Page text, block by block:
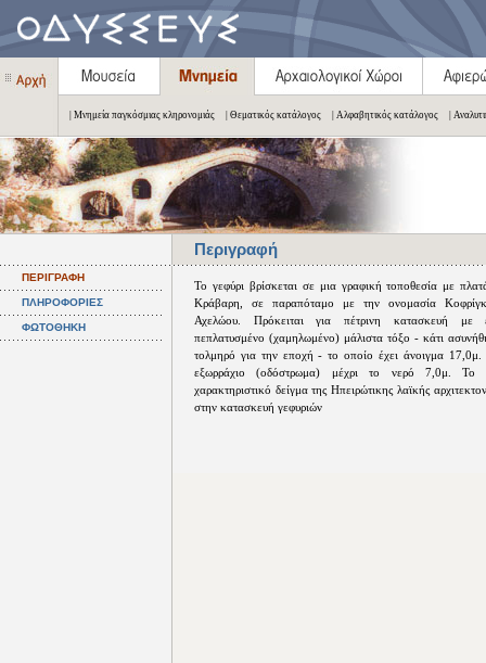
| Μνημεία παγκόσμιας κληρονομιάς | Θεματικός κατάλογος | Αλφαβητικός κατάλογος |
Περιγραφή
ΠΕΡΙΓΡΑΦΗ
ΠΛΗΡΟΦΟΡΙΕΣ
ΦΩΤΟΘΗΚΗ
Το γεφύρι βρίσκεται σε μια γραφική τοποθεσία με
Κράβαρη, σε παραπόταμο με την ονομασία
Αχελώου. Πρόκειται για πέτρινη κατασκευή με
πεπλατυσμένο (χαμηλωμένο) μάλιστα τόξο - κάτι
τολμηρό για την εποχή - το οποίο έχει άνοιγμα
εξωρράχιο (οδόστρωμα) μέχρι το νερό 7,0μ. Το
χαρακτηριστικό δείγμα της Ηπειρώτικης λαϊκής
στην κατασκευή γεφυριών